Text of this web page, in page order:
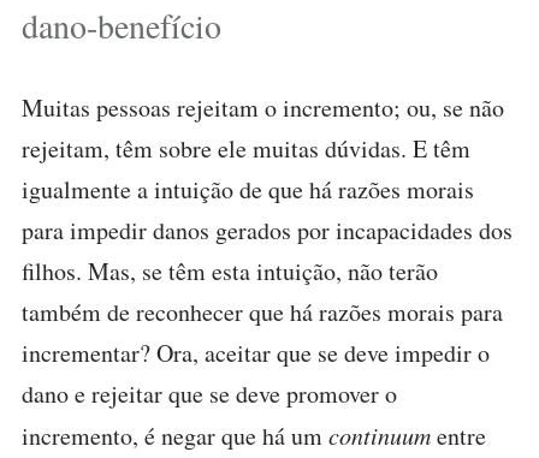
dano-benefício
Muitas pessoas rejeitam o incremento; ou, se não
rejeitam, têm sobre ele muitas dúvidas. E têm
igualmente a intuição de que há razões morais
para impedir danos gerados por incapacidades dos
filhos. Mas, se têm esta intuição, não terão
também de reconhecer que há razões morais para
incrementar? Ora, aceitar que se deve impedir o
dano e rejeitar que se deve promover o
incremento, é negar que há umcontinuumentre